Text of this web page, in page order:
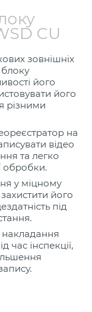
CU
зовнішніх
його
його
різними
на
відео
та легко
обробки.
у міцному
його
під
накладання
час інспекції,